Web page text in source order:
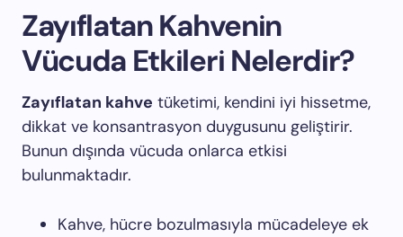
Zayıflatan Kahvenin
Vücuda Etkileri Nelerdir?
Zayıflatan kahve tüketimi, kendini iyi hissetme,
dikkat ve konsantrasyon duygusunu geliştirir.
Bunun dışında vücuda onlarca etkisi
bulunmaktadır.
Kahve, hücre bozulmasıyla mücadeleye ek